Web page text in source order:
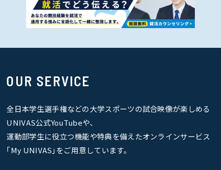
OUR SERVICE
全日本学生選手権などの大学スポーツの試合映像が楽しめる
UNIVAS公式YouTubeや、
運動部学生に役立つ機能や特典を備えたオンラインサービス
｢My UNIVAS｣をご用意しています。